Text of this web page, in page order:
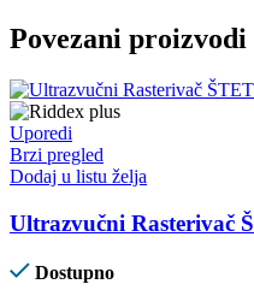
Povezani proizvodi
Uporedi
Brzi pregled
Dodaj u listu želja
Ultrazvučni Rasterivač
Dostupno